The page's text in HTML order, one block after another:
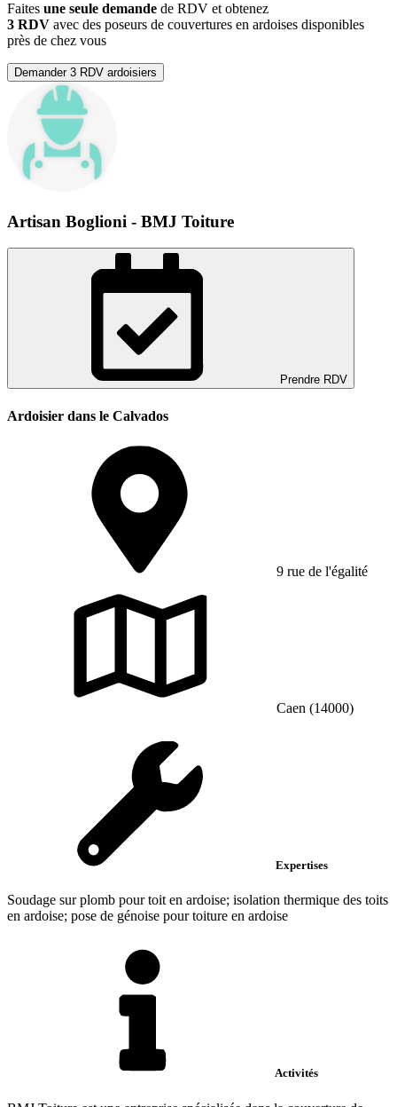
Faites une seule demande de RDV et obtenez
3 RDV avec des poseurs de couvertures en ardoises disponibles
près de chez vous
Demander 3 RDV ardoisiers
Artisan Boglioni - BMJ Toiture
Prendre RDV
Ardoisier dans le Calvados
9 rue de l'égalité
Caen (14000)
Expertises
Soudage sur plomb pour toit en ardoise; isolation thermique des toits
en ardoise; pose de génoise pour toiture en ardoise
Activités